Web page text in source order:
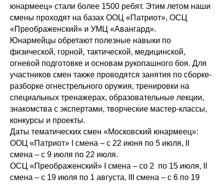
юнармеец» стали более 1500 ребят. Этим летом наши
смены проходят на базах ООЦ «Патриот», ОСЦ
«Преображенский» и УМЦ «Авангард».
Юнармейцы обретают полезные навыки по
физической, горной, тактической, медицинской,
огневой подготовке и основам рукопашного боя. Для
участников смен также проводятся занятия по сборке-
разборке огнестрельного оружия, тренировки на
специальных тренажерах, образовательные лекции,
знакомства с экспертами, творческие мастер-классы,
конкурсы и проекты.
Даты тематических смен «Московский юнармеец»:
ООЦ «Патриот» I смена – с 22 июня по 5 июля, II
смена – с 9 июля по 22 июля.
ОСЦ «Преображенский» I смена – со 2 по 15 июля, II
смена – с 19 июля по 1 августа, III смена – с 6 по 19